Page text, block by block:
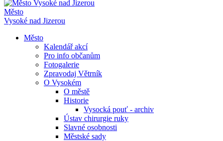
Město
Vysoké nad Jizerou
Město
Kalendář akcí
Pro info občanům
Fotogalerie
Zpravodaj Větrník
O Vysokém
O městě
Historie
Vysocká pouť - archiv
Ústav chirurgie ruky
Slavné osobnosti
Městské sady